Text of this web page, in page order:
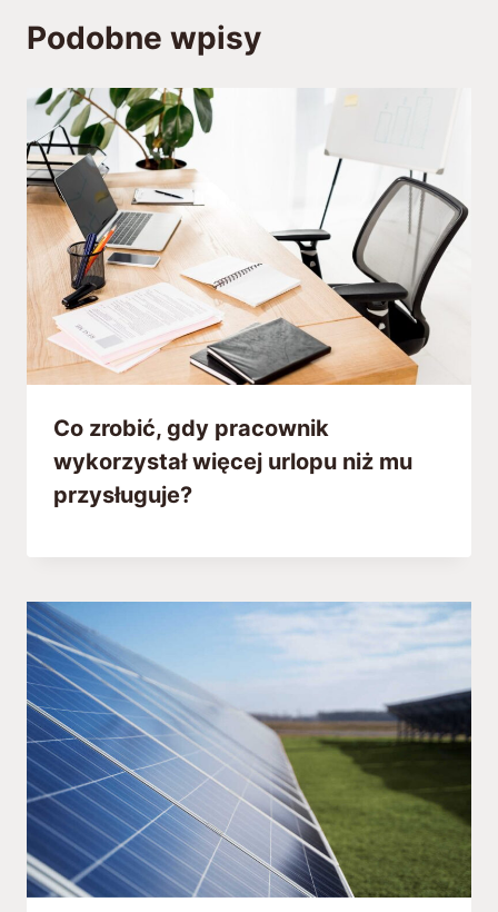
Podobne wpisy
Co zrobić, gdy pracownik
wykorzystał więcej urlopu niż mu
przysługuje?